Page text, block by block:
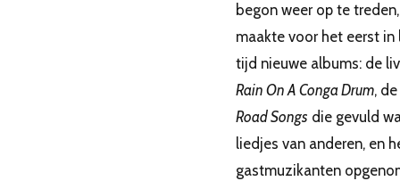
begon weer op te
maakte voor het eerst in
tijd nieuwe albums: de
Rain On A Conga Drum,
Road Songs die gevuld
liedjes van anderen, en
gastmuzikanten